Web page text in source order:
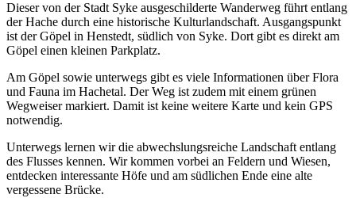
Dieser von der Stadt Syke ausgeschilderte Wanderweg führt entlang
der Hache durch eine historische Kulturlandschaft. Ausgangspunkt
ist der Göpel in Henstedt, südlich von Syke. Dort gibt es direkt am
Göpel einen kleinen Parkplatz.
Am Göpel sowie unterwegs gibt es viele Informationen über Flora
und Fauna im Hachetal. Der Weg ist zudem mit einem grünen
Wegweiser markiert. Damit ist keine weitere Karte und kein GPS
notwendig.
Unterwegs lernen wir die abwechslungsreiche Landschaft entlang
des Flusses kennen. Wir kommen vorbei an Feldern und Wiesen,
entdecken interessante Höfe und am südlichen Ende eine alte
vergessene Brücke.